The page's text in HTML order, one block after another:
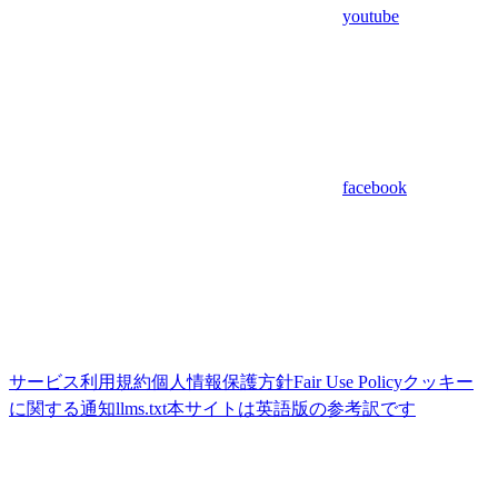
youtube
facebook
サービス利用規約個人情報保護方針Fair Use Policyクッキー
に関する通知llms.txt本サイトは英語版の参考訳です